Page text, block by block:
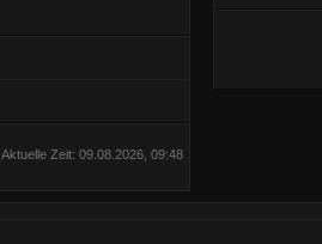
Aktuelle Zeit: 09.08.2026, 09:48